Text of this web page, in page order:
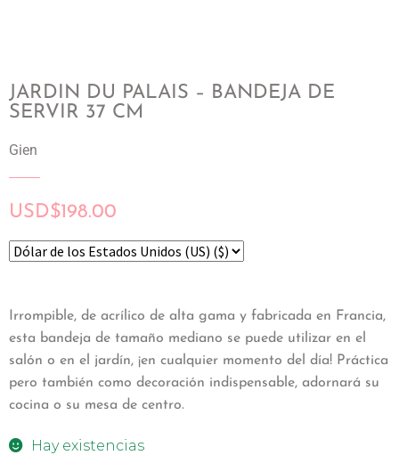
JARDIN DU PALAIS – BANDEJA DE
SERVIR 37 CM
Gien
USD$198.00
Irrompible, de acrílico de alta gama y fabricada en Francia,
esta bandeja de tamaño mediano se puede utilizar en el
salón o en el jardín, ¡en cualquier momento del día! Práctica
pero también como decoración indispensable, adornará su
cocina o su mesa de centro.
Hay existencias